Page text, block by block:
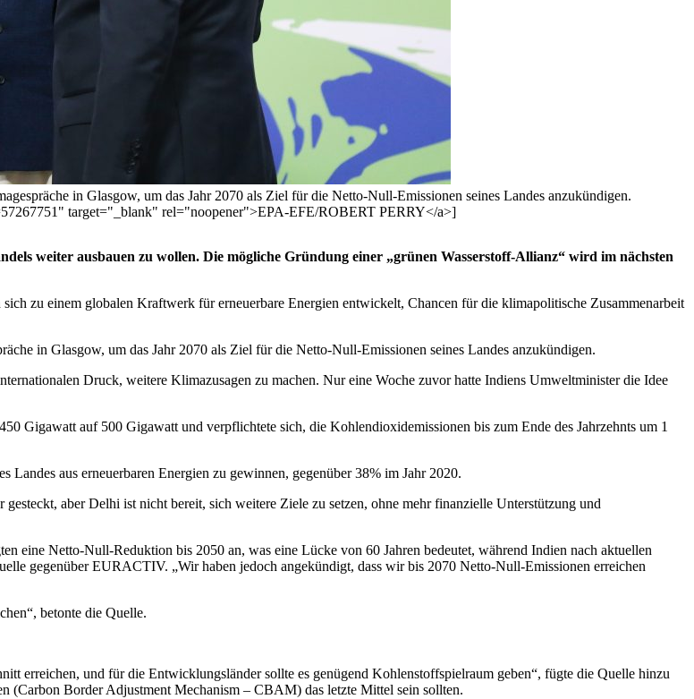
in Glasgow, um das Jahr 2070 als Ziel für die Netto-Null-Emissionen seines Landes anzukündigen.
target="_blank" rel="noopener">EPA-EFE/ROBERT PERRY</a>]
weiter ausbauen zu wollen. Die mögliche Gründung einer „grünen Wasserstoff-Allianz“ wird im nächsten
zu einem globalen Kraftwerk für erneuerbare Energien entwickelt, Chancen für die klimapolitische Zusammenarbeit
in Glasgow, um das Jahr 2070 als Ziel für die Netto-Null-Emissionen seines Landes anzukündigen.
Druck, weitere Klimazusagen zu machen. Nur eine Woche zuvor hatte Indiens Umweltminister die Idee
Gigawatt auf 500 Gigawatt und verpflichtete sich, die Kohlendioxidemissionen bis zum Ende des Jahrzehnts um 1
aus erneuerbaren Energien zu gewinnen, gegenüber 38% im Jahr 2020.
aber Delhi ist nicht bereit, sich weitere Ziele zu setzen, ohne mehr finanzielle Unterstützung und
eine Netto-Null-Reduktion bis 2050 an, was eine Lücke von 60 Jahren bedeutet, während Indien nach aktuellen
gegenüber EURACTIV. „Wir haben jedoch angekündigt, dass wir bis 2070 Netto-Null-Emissionen erreichen
betonte die Quelle.
erreichen, und für die Entwicklungsländer sollte es genügend Kohlenstoffspielraum geben“, fügte die Quelle hinzu
(Carbon Border Adjustment Mechanism – CBAM) das letzte Mittel sein sollten.